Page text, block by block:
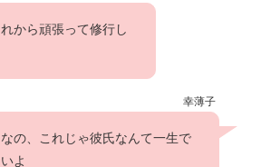
から頑張って修行し
幸薄子
の、これじゃ彼氏なんて一生で
よ